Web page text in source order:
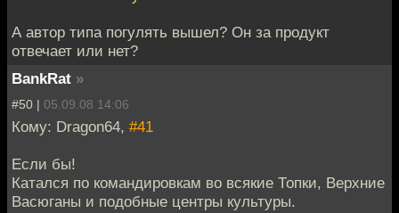
А автор типа погулять вышел? Он за продукт
отвечает или нет?
BankRat »
#50 | 05.09.08 14:06
Кому: Dragon64, #41
Если бы!
Катался по командировкам во всякие Топки, Верхние
Васюганы и подобные центры культуры.